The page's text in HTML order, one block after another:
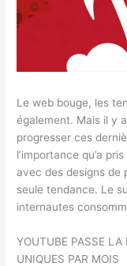
Le web bouge, les
également. Mais il y
progresser ces
l’importance qu’a
avec des designs de
seule tendance. Le
internautes
YOUTUBE PASSE LA
UNIQUES PAR MOIS